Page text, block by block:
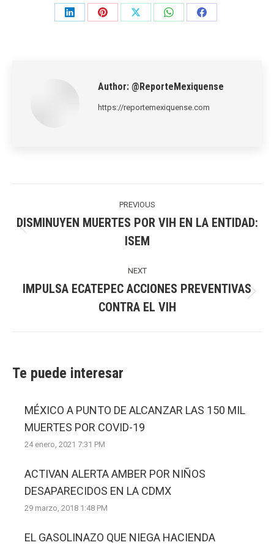
Share
Share
Share
Share
Share
Author: @ReporteMexiquense
https://reportemexiquense.com
PREVIOUS
post:
DISMINUYEN MUERTES POR VIH EN LA ENTIDAD:
ISEM
NEXT
post:
IMPULSA ECATEPEC ACCIONES PREVENTIVAS
CONTRA EL VIH
Te puede interesar
MÉXICO A PUNTO DE ALCANZAR LAS 150 MIL
MUERTES POR COVID-19
24 enero, 2021 7:31 PM
ACTIVAN ALERTA AMBER POR NIÑOS
DESAPARECIDOS EN LA CDMX
29 marzo, 2018 1:48 PM
EL GASOLINAZO QUE NIEGA HACIENDA